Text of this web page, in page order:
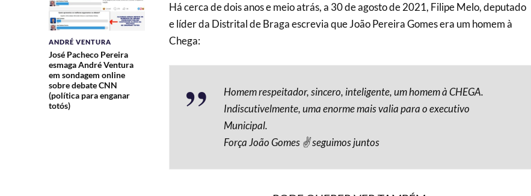
ANDRÉ VENTURA
José Pacheco Pereira
esmaga André Ventura
em sondagem online
sobre debate CNN
(política para enganar
totós)
Há cerca de dois anos e meio atrás, a 30 de agosto de 2021, Filipe Melo, deputado
e líder da Distrital de Braga escrevia que João Pereira Gomes era um homem à
Chega:
Homem respeitador, sincero, inteligente, um homem à CHEGA.
Indiscutivelmente, uma enorme mais valia para o executivo
Municipal.
Força João Gomes ✌️ seguimos juntos